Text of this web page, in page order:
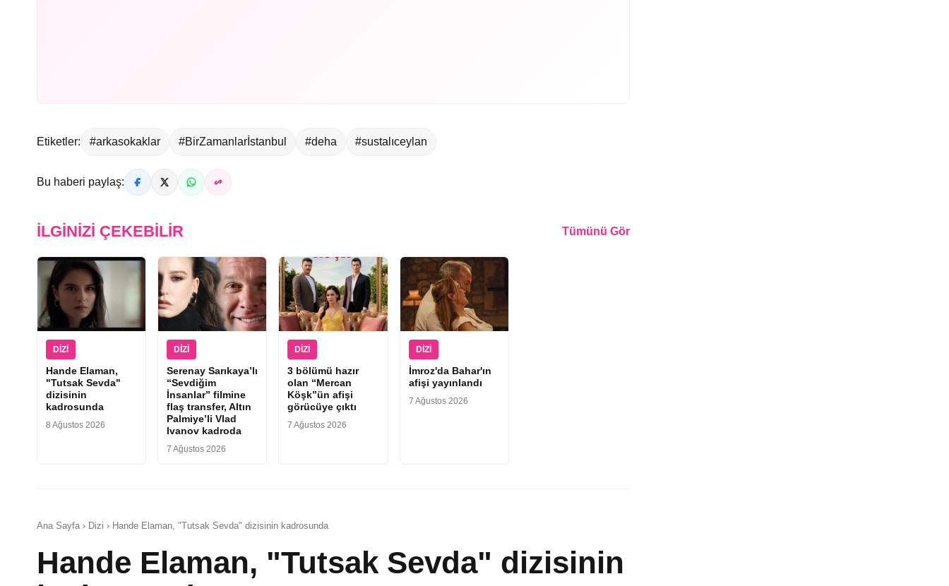
Etiketler: #arkasokaklar #BirZamanlarİstanbul #deha #sustalıceylan
Bu haberi paylaş:
İLGINIZI ÇEKEBILIR Tümünü Gör
DIZI
Hande Elaman,
"Tutsak Sevda"
dizisinin
kadrosunda
8 Ağustos 2026
DIZI
Serenay Sarıkaya’lı
“Sevdiğim
İnsanlar” filmine
flaş transfer, Altın
Palmiye’li Vlad
Ivanov kadroda
7 Ağustos 2026
DIZI
3 bölümü hazır
olan “Mercan
Köşk”ün afişi
görücüye çıktı
7 Ağustos 2026
DIZI
İmroz'da Bahar'ın
afişi yayınlandı
7 Ağustos 2026
Ana Sayfa › Dizi › Hande Elaman, "Tutsak Sevda" dizisinin kadrosunda
Hande Elaman, "Tutsak Sevda" dizisinin